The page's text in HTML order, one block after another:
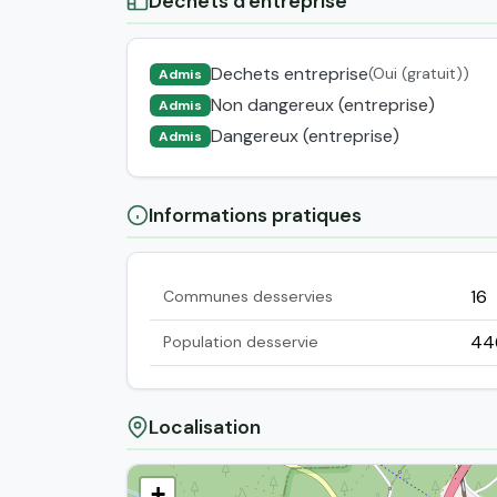
Admis Dechets entreprise(Oui (gratuit))
Admis Non dangereux (entreprise)
Admis Dangereux (entreprise)
Informations pratiques
Communes desservies 16
Population desservie
Localisation